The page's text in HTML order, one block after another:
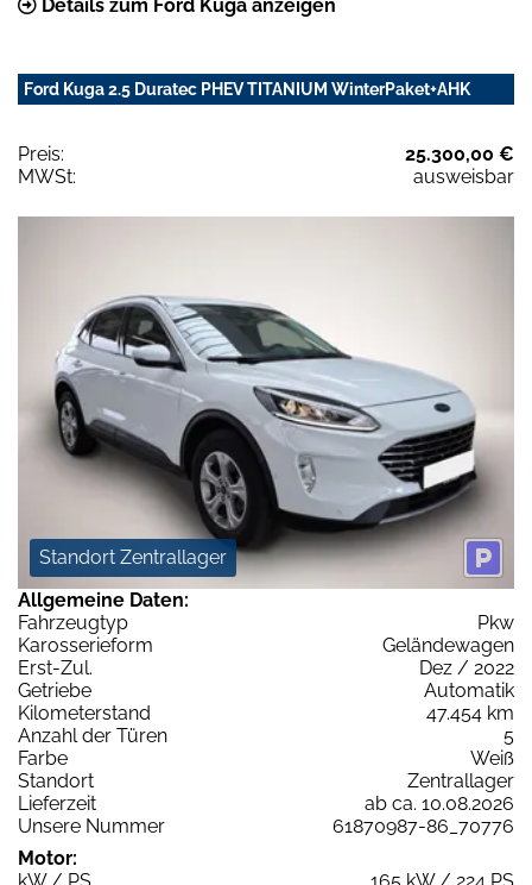
Details zum Ford Kuga anzeigen
Ford Kuga 2.5 Duratec PHEV TITANIUM WinterPaket+AHK
Preis:
25.300,00 €
MWSt:
ausweisbar
Standort Zentrallager
Allgemeine Daten:
Fahrzeugtyp
Pkw
Karosserieform
Geländewagen
Erst-Zul.
Dez / 2022
Getriebe
Automatik
Kilometerstand
47.454 km
Anzahl der Türen
5
Farbe
Weiß
Standort
Zentrallager
Lieferzeit
ab ca. 10.08.2026
Unsere Nummer
61870987-86_70776
Motor: